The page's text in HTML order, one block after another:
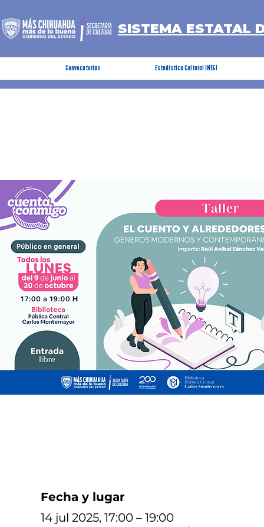
SISTEMA ESTATAL
Convocatorias Estadística Cultural INEGI
Fecha y lugar
14 jul 2025, 17:00 – 19:00